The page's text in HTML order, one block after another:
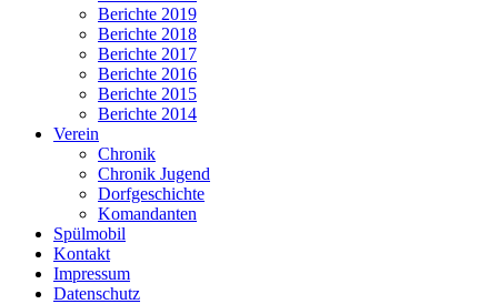
Berichte 2019
Berichte 2018
Berichte 2017
Berichte 2016
Berichte 2015
Berichte 2014
Verein
Chronik
Chronik Jugend
Dorfgeschichte
Komandanten
Spülmobil
Kontakt
Impressum
Datenschutz